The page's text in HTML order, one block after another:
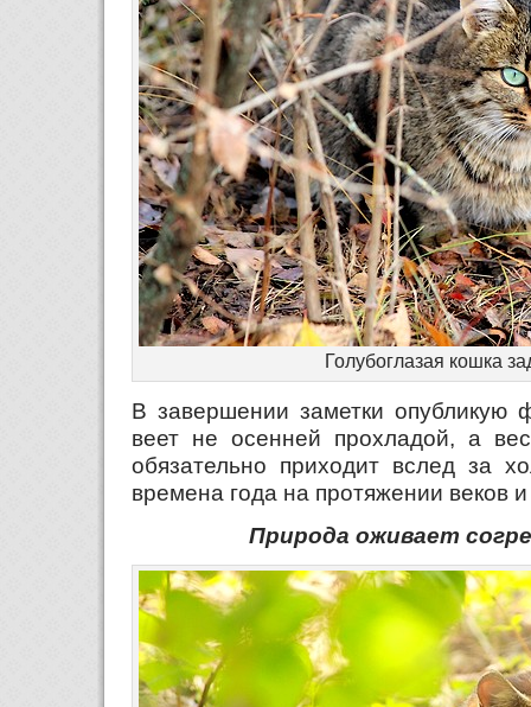
Голубоглазая кошка
В завершении заметки опубликую
веет не осенней прохладой, а
обязательно приходит вслед за
времена года на протяжении веков
Природа оживает